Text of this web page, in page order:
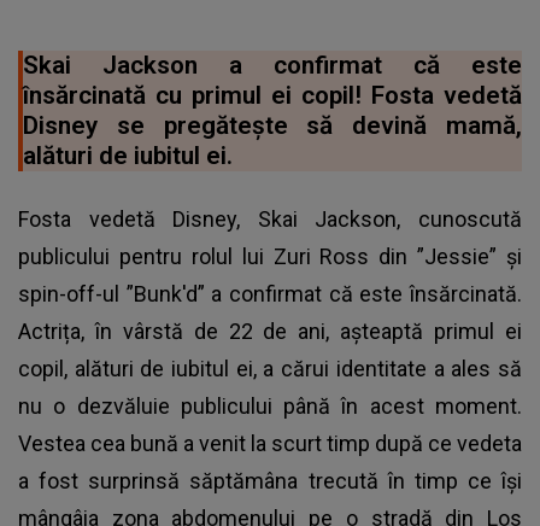
Skai Jackson a confirmat că este
însărcinată cu primul ei copil! Fosta vedetă
Disney se pregătește să devină mamă,
alături de iubitul ei.
Fosta vedetă Disney, Skai Jackson, cunoscută
publicului pentru rolul lui Zuri Ross din ”Jessie” și
spin-off-ul ”Bunk'd” a confirmat că este însărcinată.
Actrița, în vârstă de 22 de ani, așteaptă primul ei
copil, alături de iubitul ei, a cărui identitate a ales să
nu o dezvăluie publicului până în acest moment.
Vestea cea bună a venit la scurt timp după ce vedeta
a fost surprinsă săptămâna trecută în timp ce își
mângâia zona abdomenului pe o stradă din Los